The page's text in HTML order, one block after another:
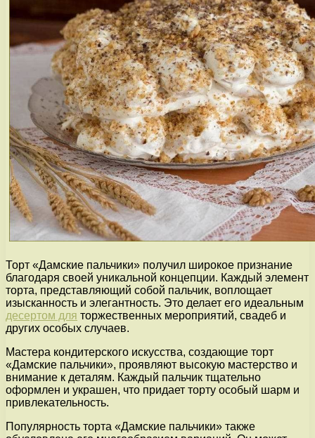
Торт «Дамские пальчики» получил широкое признание
благодаря своей уникальной концепции. Каждый элемент
торта, представляющий собой пальчик, воплощает
изысканность и элегантность. Это делает его идеальным
десертом для торжественных мероприятий, свадеб и
других особых случаев.
Мастера кондитерского искусства, создающие торт
«Дамские пальчики», проявляют высокую мастерство и
внимание к деталям. Каждый пальчик тщательно
оформлен и украшен, что придает торту особый шарм и
привлекательность.
Популярность торта «Дамские пальчики» также